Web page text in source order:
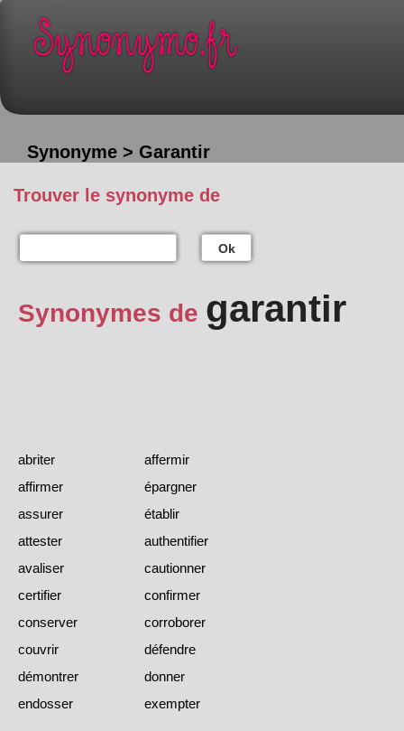
Synonyme > Garantir
Trouver le synonyme de
Ok
Synonymes de garantir
abriter
affermir
affirmer
épargner
assurer
établir
attester
authentifier
avaliser
cautionner
certifier
confirmer
conserver
corroborer
couvrir
défendre
démontrer
donner
endosser
exempter